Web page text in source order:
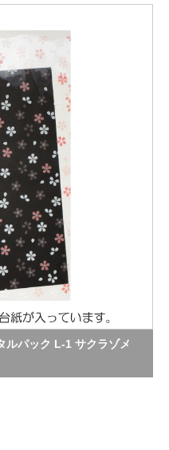
ルパック L-1 サクラゾメ